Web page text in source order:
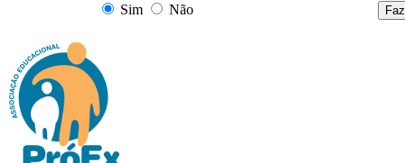
Sim Não